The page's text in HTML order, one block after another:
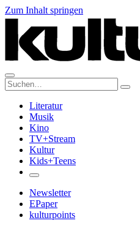
Zum Inhalt springen
Suche:
Literatur
Musik
Kino
TV+Stream
Kultur
Kids+Teens
Newsletter
EPaper
kulturpoints